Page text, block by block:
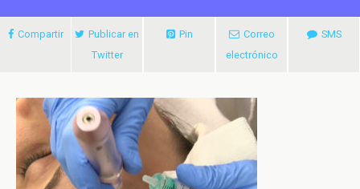
Compartir
Publicar en
Twitter
Pin
Correo
electrónico
SMS